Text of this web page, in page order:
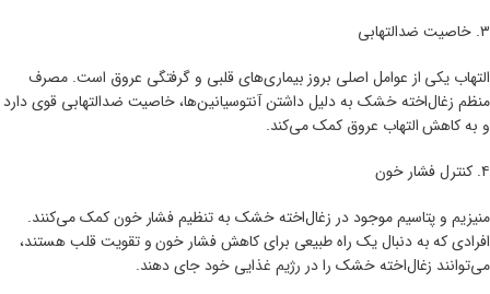
۳. خاصیت ضدالتهابی
التهاب یکی از عوامل اصلی بروز بیماری‌های قلبی و گرفتگی عروق است. مصرف
منظم زغال‌اخته خشک به دلیل داشتن آنتوسیانین‌ها، خاصیت ضدالتهابی قوی دارد
و به کاهش التهاب عروق کمک می‌کند.
۴. کنترل فشار خون
منیزیم و پتاسیم موجود در زغال‌اخته خشک به تنظیم فشار خون کمک می‌کنند.
افرادی که به دنبال یک راه طبیعی برای کاهش فشار خون و تقویت قلب هستند،
می‌توانند زغال‌اخته خشک را در رژیم غذایی خود جای دهند.